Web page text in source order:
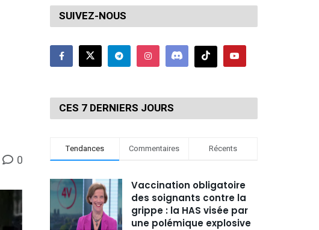
0
SUIVEZ-NOUS
CES 7 DERNIERS JOURS
Tendances Commentaires Récents
Vaccination obligatoire
des soignants contre la
grippe : la HAS visée par
une polémique explosive